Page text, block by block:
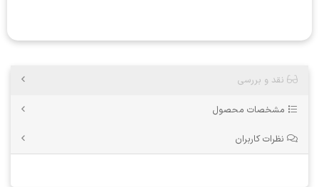
نقد و بررسی
مشخصات محصول
نظرات کاربران